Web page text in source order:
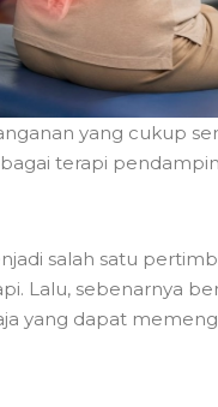
yang cukup
terapi
salah satu
Lalu, sebenarnya
yang dapat